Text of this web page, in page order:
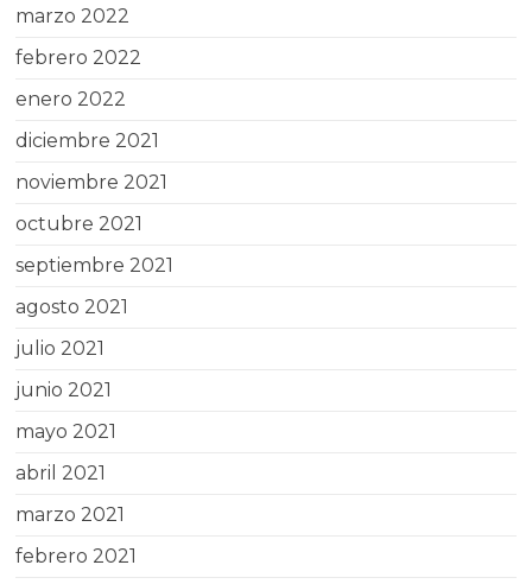
marzo 2022
febrero 2022
enero 2022
diciembre 2021
noviembre 2021
octubre 2021
septiembre 2021
agosto 2021
julio 2021
junio 2021
mayo 2021
abril 2021
marzo 2021
febrero 2021